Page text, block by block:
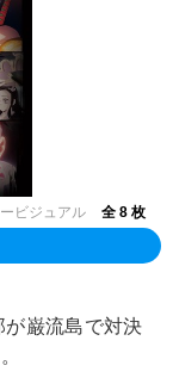
ビジュアル 全 8 枚
巌流島で対決